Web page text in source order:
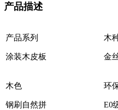
产品描述
产品系列
涂装木皮板
木
金
木色
钢刷自然拼
环
E0